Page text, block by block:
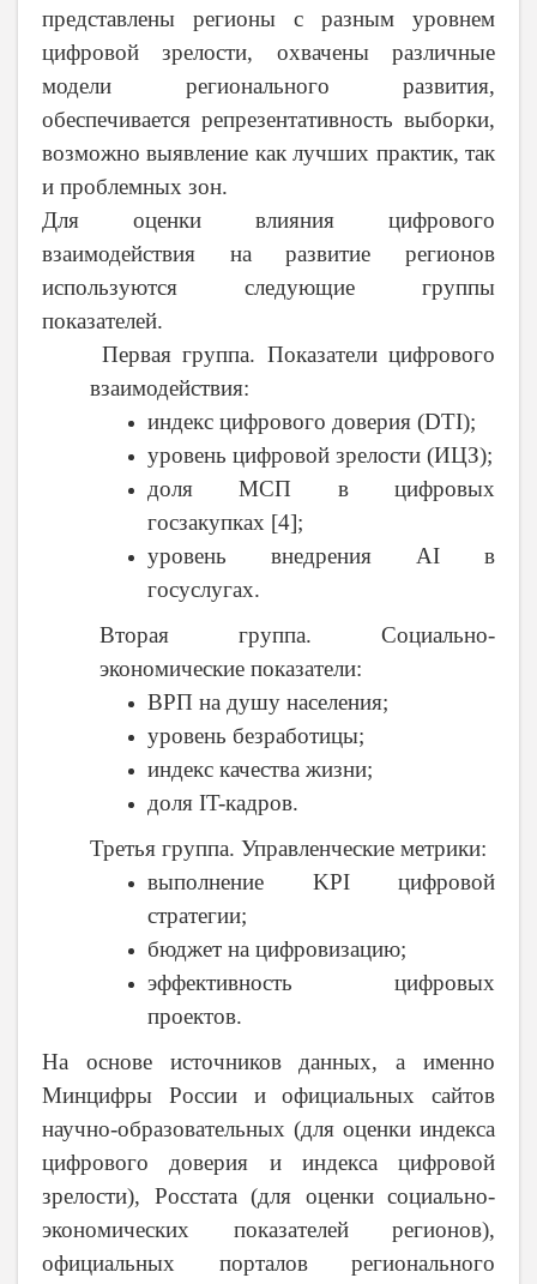
представлены регионы с разным уровнем
цифровой зрелости, охвачены различные
модели регионального развития,
обеспечивается репрезентативность выборки,
возможно выявление как лучших практик, так
и проблемных зон.
Для оценки влияния цифрового
взаимодействия на развитие регионов
используются следующие группы
показателей.
Первая группа. Показатели цифрового
взаимодействия:
индекс цифрового доверия (DTI);
уровень цифровой зрелости (ИЦЗ);
доля МСП в цифровых
госзакупках [4];
уровень внедрения AI в
госуслугах.
Вторая группа. Социально-
экономические показатели:
ВРП на душу населения;
уровень безработицы;
индекс качества жизни;
доля IT-кадров.
Третья группа. Управленческие метрики:
выполнение KPI цифровой
стратегии;
бюджет на цифровизацию;
эффективность цифровых
проектов.
На основе источников данных, а именно
Минцифры России и официальных сайтов
научно-образовательных (для оценки индекса
цифрового доверия и индекса цифровой
зрелости), Росстата (для оценки социально-
экономических показателей регионов),
официальных порталов регионального